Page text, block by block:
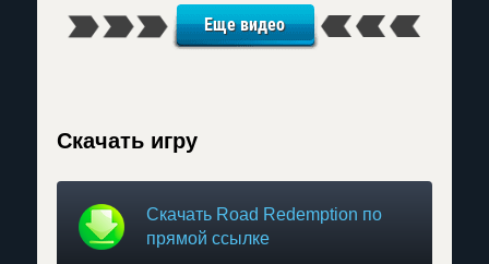
Еще видео
Скачать игру
Скачать Road Redemption по
прямой ссылке